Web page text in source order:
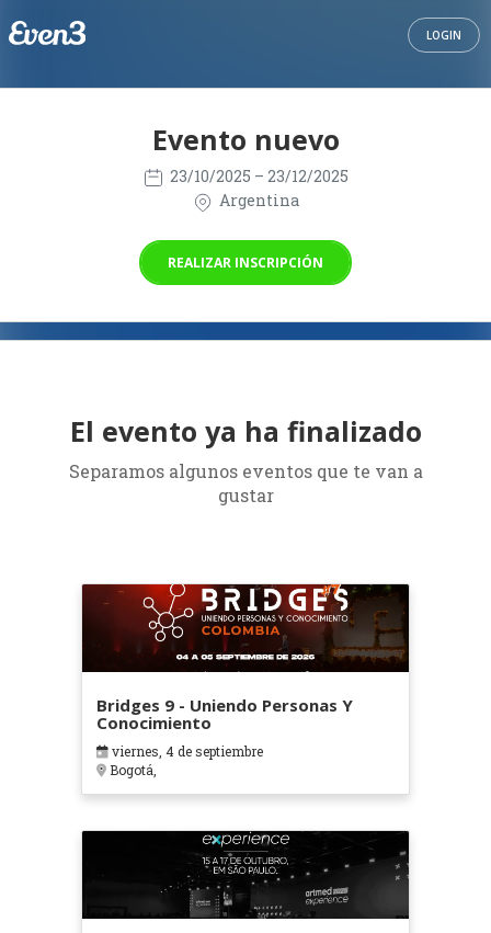
LOGIN
Evento nuevo
23/10/2025 – 23/12/2025
Argentina
REALIZAR INSCRIPCIÓN
El evento ya ha finalizado
Separamos algunos eventos que te van a
gustar
Bridges 9 - Uniendo Personas Y
Conocimiento
viernes, 4 de septiembre
Bogotá,